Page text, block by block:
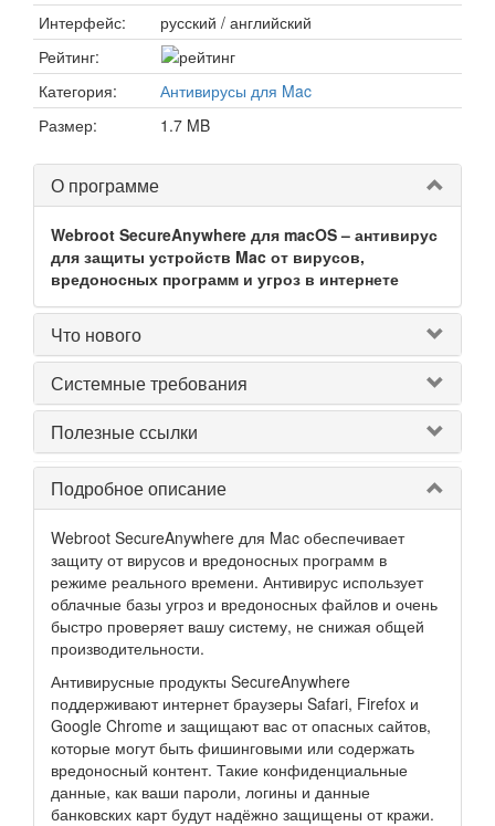
Интерфейс:
русский / английский
Рейтинг:
Категория:
Антивирусы для Mac
Размер:
1.7 MB
О программе
Webroot SecureAnywhere для macOS – антивирус
для защиты устройств Mac от вирусов,
вредоносных программ и угроз в интернете
Что нового
Системные требования
Полезные ссылки
Подробное описание
Webroot SecureAnywhere для Mac обеспечивает
защиту от вирусов и вредоносных программ в
режиме реального времени. Антивирус использует
облачные базы угроз и вредоносных файлов и очень
быстро проверяет вашу систему, не снижая общей
производительности.
Антивирусные продукты SecureAnywhere
поддерживают интернет браузеры Safari, Firefox и
Google Chrome и защищают вас от опасных сайтов,
которые могут быть фишинговыми или содержать
вредоносный контент. Такие конфиденциальные
данные, как ваши пароли, логины и данные
банковских карт будут надёжно защищены от кражи.